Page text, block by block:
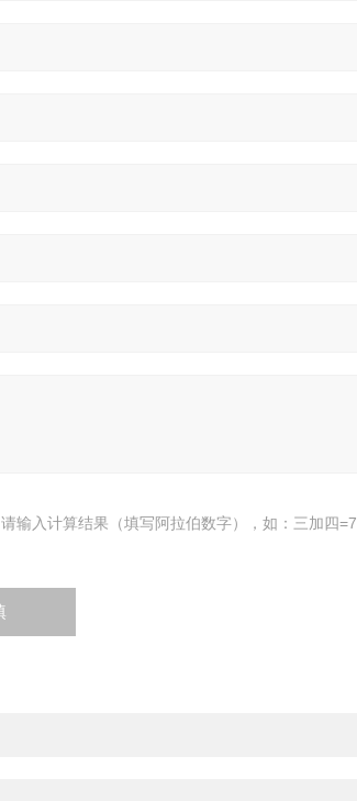
请输入计算结果（填写阿拉伯数字），如：三加四=7